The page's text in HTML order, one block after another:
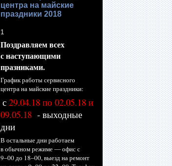
центра на майские
праздники 2018
1
Поздравляем всех
с наступающими
празниками.
График работы сервисного
центрана майскиепраздники:
с 29.04.18 по 02.05.18 и
09.05.18 - выходные
дни
В остальные дни работаем
в обычномрежиме —офис с
9–00 до 18–00,выездна ремонт